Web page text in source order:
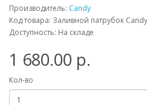
Производитель: Candy
Код товара: Заливной патрубок
Доступность: На складе
1 680.00 р.
Кол-во